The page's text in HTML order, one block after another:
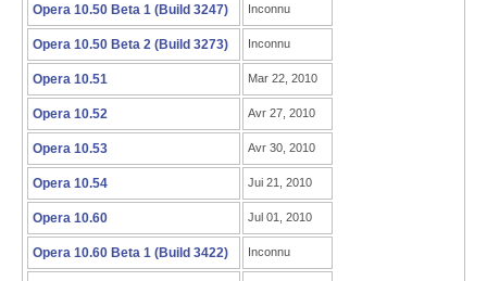
Opera 10.50 Beta 1 (Build 3247) Inconnu
Opera 10.50 Beta 2 (Build 3273) Inconnu
Opera 10.51 Mar 22, 2010
Opera 10.52 Avr 27, 2010
Opera 10.53 Avr 30, 2010
Opera 10.54 Jui 21, 2010
Opera 10.60 Jul 01, 2010
Opera 10.60 Beta 1 (Build 3422) Inconnu